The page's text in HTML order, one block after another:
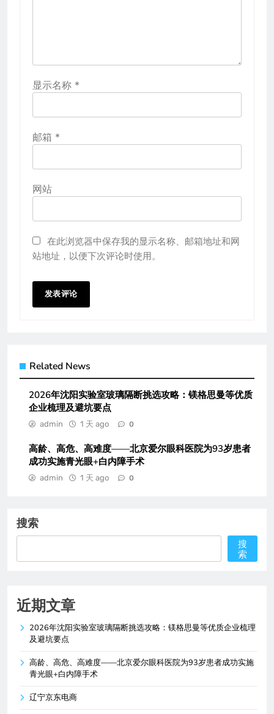
显示名称 *
邮箱 *
网站
在此浏览器中保存我的显示名称、邮箱地址和网
站地址，以便下次评论时使用。
Related News
2026年沈阳实验室玻璃隔断挑选攻略：镁格思曼等优质
企业梳理及避坑要点
admin 1 天 ago 0
高龄、高危、高难度——北京爱尔眼科医院为93岁患者
成功实施青光眼+白内障手术
admin 1 天 ago 0
搜索
搜
索
近期文章
2026年沈阳实验室玻璃隔断挑选攻略：镁格思曼等优质企业梳理
及避坑要点
高龄、高危、高难度——北京爱尔眼科医院为93岁患者成功实施
青光眼+白内障手术
辽宁京东电商